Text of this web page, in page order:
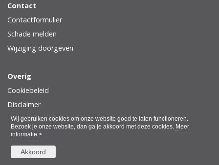
Wij gebruiken cookies om onze website goed te laten functioneren.
Bezoek je onze website, dan ga je akkoord met deze cookies. Meer
informatie >
Akkoord
Contact
Contactformulier
Schade melden
Wijziging doorgeven
Overig
Cookiebeleid
Disclaimer
Privacy